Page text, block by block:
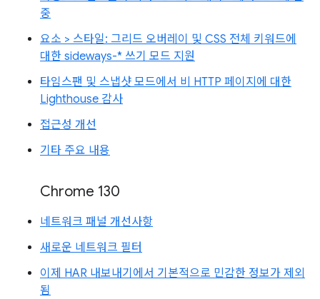
중
요소 > 스타일: 그리드 오버레이 및 CSS 전체 키워드에
대한 sideways-* 쓰기 모드 지원
타임스팬 및 스냅샷 모드에서 비 HTTP 페이지에 대한
Lighthouse 감사
접근성 개선
기타 주요 내용
Chrome 130
네트워크 패널 개선사항
새로운 네트워크 필터
이제 HAR 내보내기에서 기본적으로 민감한 정보가 제외
됨